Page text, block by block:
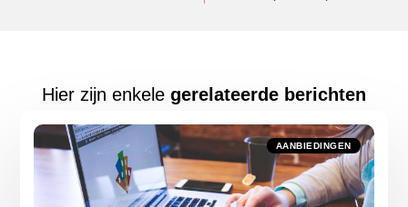
Hier zijn enkele gerelateerde berichten
AANBIEDINGEN